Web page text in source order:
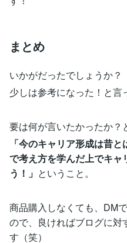
まとめ
いかがだったでしょうか？
少しは参考になった！と言
要は何が言いたかったか？
「今のキャリア形成は昔
で考え方を学んだ上でキャ
う！」 ということ。
商品購入しなくても、DM
ので、良ければブログに対
す（笑）